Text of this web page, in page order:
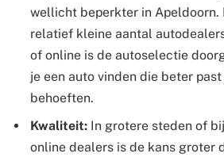
wellicht beperkter in Apeldoorn.
relatief kleine aantal
of online is de autoselectie
je een auto vinden die beter
behoeften.
Kwaliteit: In grotere steden of
online dealers is de kans groter